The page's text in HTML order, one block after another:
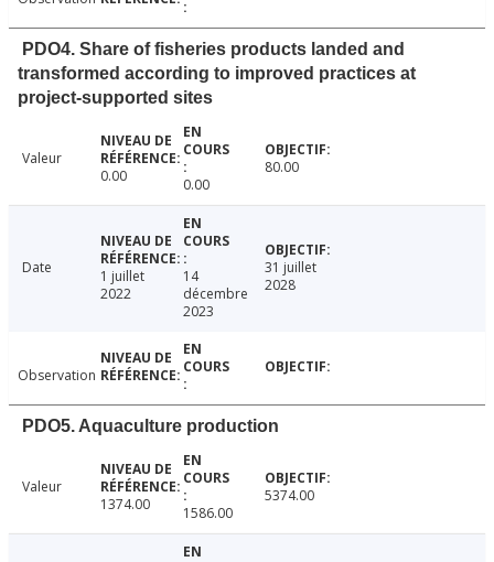
PDO4. Share of fisheries products landed and
transformed according to improved practices at
project-supported sites
Valeur
0.00
0.00
80.00
Date
1 juillet
2022
14
décembre
2023
31 juillet
2028
Observation
PDO5. Aquaculture production
Valeur
1374.00
1586.00
5374.00